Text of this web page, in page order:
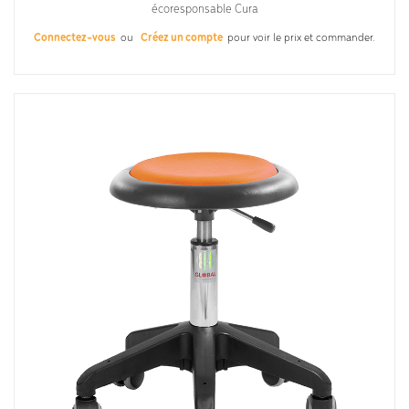
écoresponsable Cura
Connectez-vous ou Créez un compte pour voir le prix et commander.